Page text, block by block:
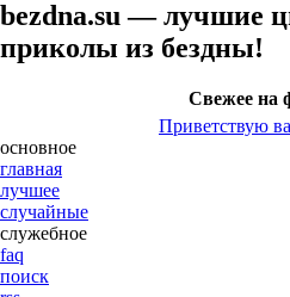
bezdna.su — лучшие
приколы из бездны!
Свежее на
Приветствую
основное
главная
лучшее
случайные
служебное
faq
поиск